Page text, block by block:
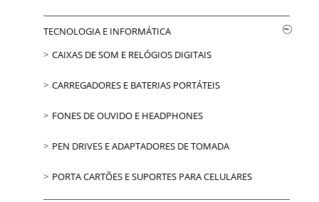
TECNOLOGIA E INFORMÁTICA
CAIXAS DE SOM E RELÓGIOS DIGITAIS
CARREGADORES E BATERIAS PORTÁTEIS
FONES DE OUVIDO E HEADPHONES
PEN DRIVES E ADAPTADORES DE TOMADA
PORTA CARTÕES E SUPORTES PARA CELULARES